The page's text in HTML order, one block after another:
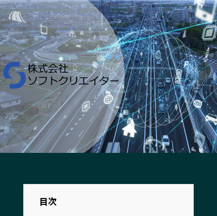
京都エリア
大阪市エリア
北摂エリア
堺・泉州エリア
河内エリア
兵庫エリア
奈良エリア
和歌山エリア
鳥取エリア
島根エリア
岡山エリア
広島エリア
山口エリア
徳島エリア
香川エリア
愛媛エリア
高知エリア
福岡エリア
佐賀エリア
長崎エリア
熊本エリア
大分エリア
沖縄エリア
目次